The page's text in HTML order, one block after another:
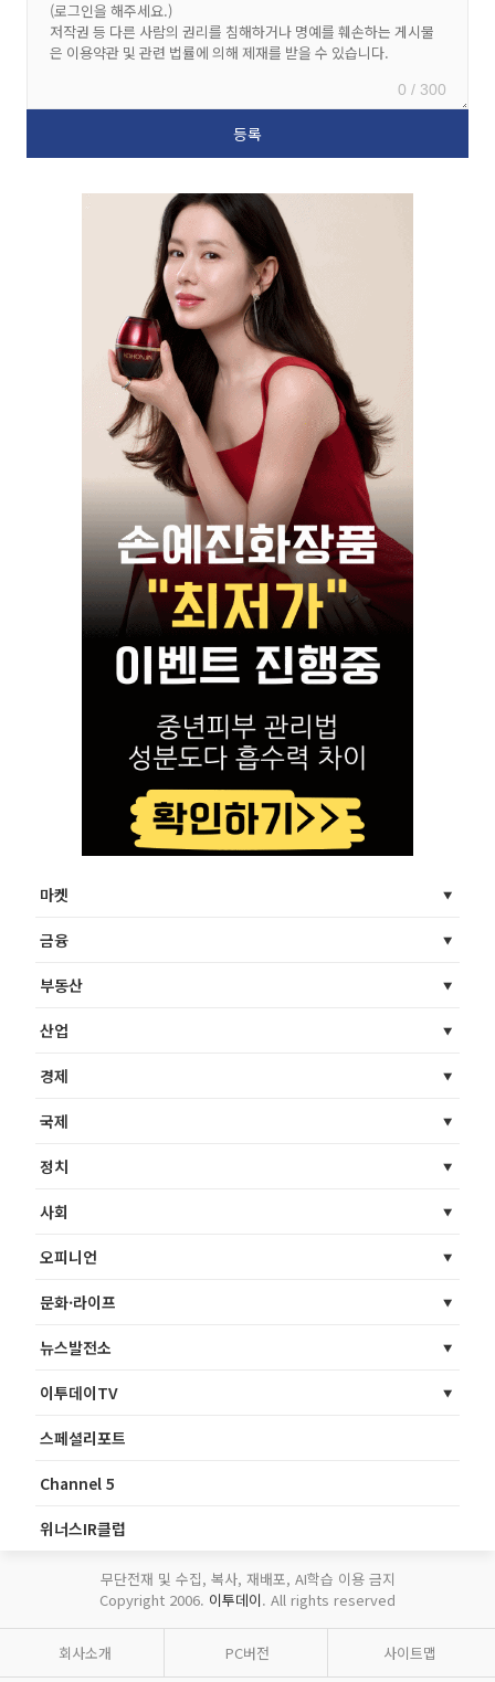
0 / 300
마켓
금융
부동산
산업
경제
국제
정치
사회
오피니언
문화·라이프
뉴스발전소
이투데이TV
스페셜리포트
Channel 5
위너스IR클럽
무단전재 및 수집, 복사, 재배포, AI학습 이용 금지
Copyright 2006. 이투데이. All rights reserved
회사소개 PC버전 사이트맵